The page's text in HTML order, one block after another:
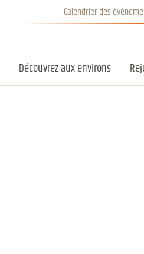
Découvrez aux environs
Calendrier des